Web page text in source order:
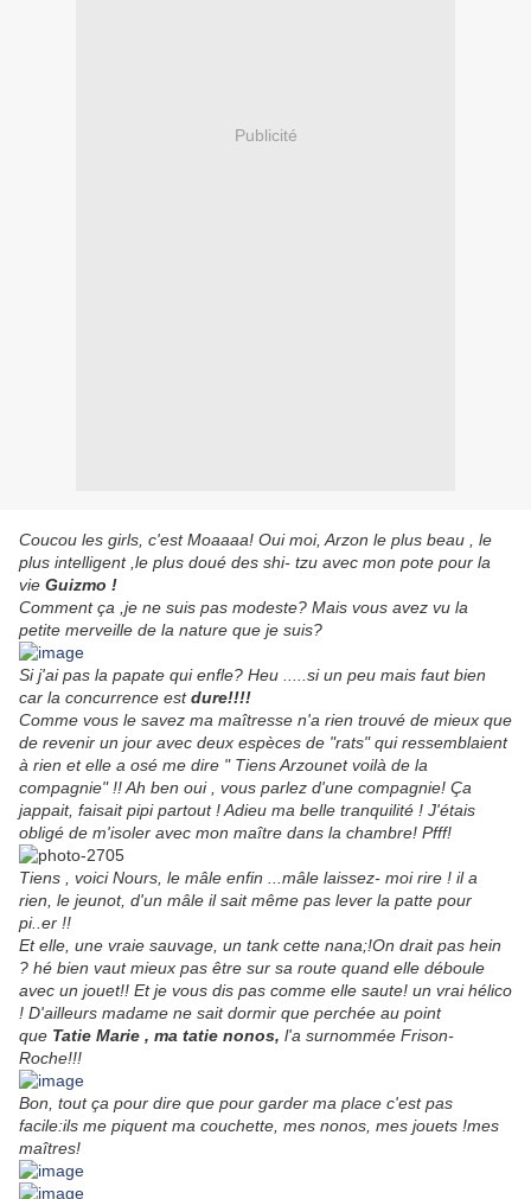
Publicité
Coucou les girls, c'est Moaaaa! Oui moi, Arzon le plus beau , le
plus intelligent ,le plus doué des shi- tzu avec mon pote pour la
vie Guizmo !
Comment ça ,je ne suis pas modeste? Mais vous avez vu la
petite merveille de la nature que je suis?
Si j'ai pas la papate qui enfle? Heu .....si un peu mais faut bien
car la concurrence estdure!!!!
Comme vous le savez ma maîtresse n'a rien trouvé de mieux que
de revenir un jour avec deux espèces de "rats" qui ressemblaient
à rien et elle a osé me dire " Tiens Arzounet voilà de la
compagnie" !! Ah ben oui , vous parlez d'une compagnie! Ça
jappait, faisait pipi partout ! Adieu ma belle tranquilité ! J'étais
obligé de m'isoler avec mon maître dans la chambre! Pfff!
Tiens , voici Nours, le mâle enfin ...mâle laissez- moi rire ! il a
rien, le jeunot, d'un mâle il sait même pas lever la patte pour
pi..er !!
Et elle, une vraie sauvage, un tank cette nana;!On drait pas hein
? hé bien vaut mieux pas être sur sa route quand elle déboule
avec un jouet!! Et je vous dis pas comme elle saute! un vrai hélico
! D'ailleurs madame ne sait dormir que perchée au point
que Tatie Marie , ma tatie nonos, l'a surnommée Frison-
Roche!!!
Bon, tout ça pour dire que pour garder ma place c'est pas
facile:ils me piquent ma couchette , mes nonos, mes jouets !mes
maîtres!